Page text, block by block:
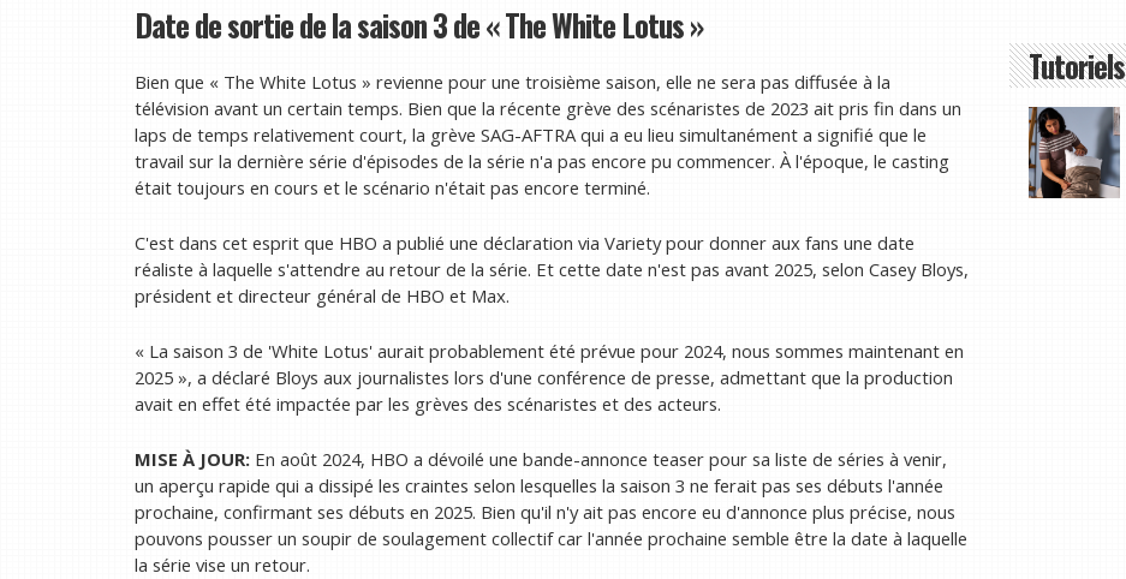
Date de sortie de la saison 3 de « The White Lotus »
Bien que « The White Lotus » revienne pour une troisième saison, elle ne sera pas diffusée à la
télévision avant un certain temps. Bien que la récente grève des scénaristes de 2023 ait pris fin dans un
laps de temps relativement court, la grève SAG-AFTRA qui a eu lieu simultanément a signifié que le
travail sur la dernière série d'épisodes de la série n'a pas encore pu commencer. À l'époque, le casting
était toujours en cours et le scénario n'était pas encore terminé.
C'est dans cet esprit que HBO a publié une déclaration via Variety pour donner aux fans une date
réaliste à laquelle s'attendre au retour de la série. Et cette date n'est pas avant 2025, selon Casey Bloys,
président et directeur général de HBO et Max.
« La saison 3 de 'White Lotus' aurait probablement été prévue pour 2024, nous sommes maintenant en
2025 », a déclaré Bloys aux journalistes lors d'une conférence de presse, admettant que la production
avait en effet été impactée par les grèves des scénaristes et des acteurs.
MISE À JOUR: En août 2024, HBO a dévoilé une bande-annonce teaser pour sa liste de séries à venir,
un aperçu rapide qui a dissipé les craintes selon lesquelles la saison 3 ne ferait pas ses débuts l'année
prochaine, confirmant ses débuts en 2025. Bien qu'il n'y ait pas encore eu d'annonce plus précise, nous
pouvons pousser un soupir de soulagement collectif car l'année prochaine semble être la date à laquelle
la série vise un retour.
Tutoriels